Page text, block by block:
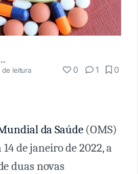
Médica
de leitura 0 1 0
da Saúde(OMS)
de janeiro de 2022, a
duas novas